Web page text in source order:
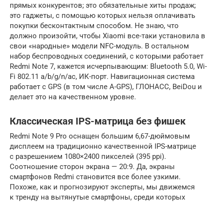
прямых конкурентов; это обязательные хиты продаж;
это гаджеты, с помощью которых нельзя оплачивать
покупки бесконтактным способом. Не знаю, что
должно произойти, чтобы Xiaomi все-таки установила в
свои «народные» модели NFC-модуль. В остальном
набор беспроводных соединений, с которыми работает
Redmi Note 7, кажется исчерпывающим: Bluetooth 5.0, Wi-
Fi 802.11 a/b/g/n/ac, ИК-порт. Навигационная система
работает с GPS (в том числе A-GPS), ГЛОНАСС, BeiDou и
делает это на качественном уровне.
Классическая IPS-матрица без фишек
Redmi Note 9 Pro оснащен большим 6,67-дюймовым
дисплеем на традиционно качественной IPS-матрице
с разрешением 1080×2400 пикселей (395 ppi).
Соотношение сторон экрана — 20:9. Да, экраны
смартфонов Redmi становится все более узкими.
Похоже, как и прогнозируют эксперты, мы движемся
к тренду на вытянутые смартфоны, среди которых